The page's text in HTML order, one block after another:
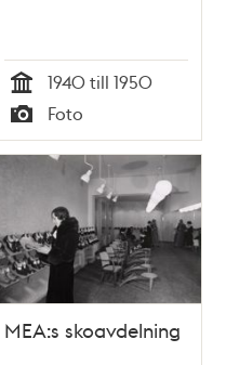
Tid
1940 till 1950
Typ
Foto
MEA:s skoavdelning